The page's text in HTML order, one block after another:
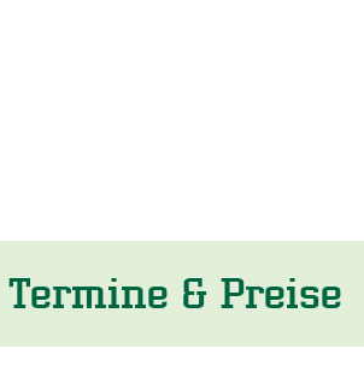
Termine & Preise